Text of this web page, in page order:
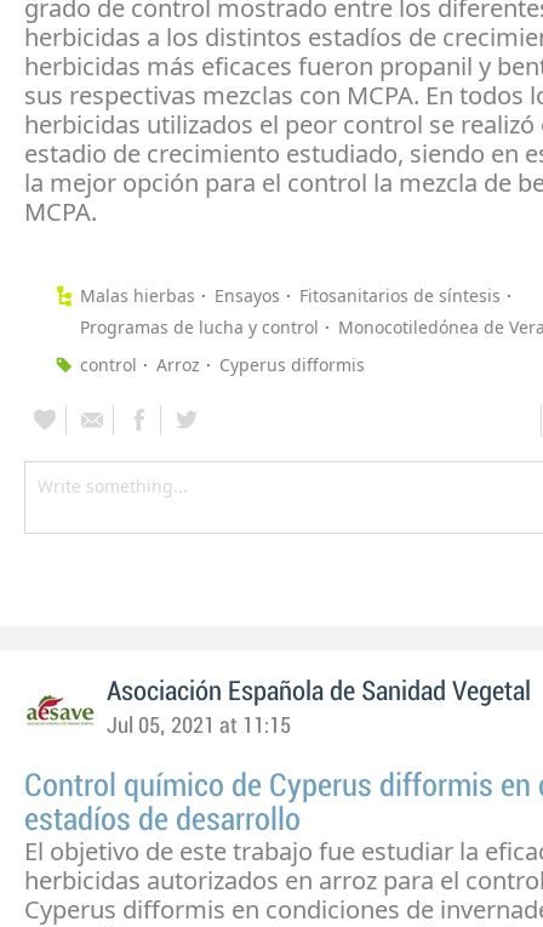
grado de control mostrado entre los
herbicidas a los distintos estadíos de
herbicidas más eficaces fueron propanil y
sus respectivas mezclas con MCPA. En todos
herbicidas utilizados el peor control se
estadio de crecimiento estudiado, siendo en
la mejor opción para el control la mezcla de
MCPA.
Malas hierbas Ensayos
Fitosanitarios de síntesis
Programas de lucha y control
Monocotiledónea de
control
Arroz Cyperus difformis
Asociación Española de Sanidad Vegetal
Jul 05, 2021 at 11:15
Control químico de Cyperus difformis en
estadíos de desarrollo
El objetivo de este trabajo fue estudiar la
herbicidas autorizados en arroz para el
Cyperus difformis en condiciones de